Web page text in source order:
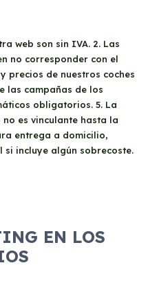
web son sin IVA. 2. Las
no corresponder con el
precios de nuestros coches
las campañas de los
obligatorios. 5. La
es vinculante hasta la
entrega a domicilio,
si incluye algún sobrecoste.
EN LOS